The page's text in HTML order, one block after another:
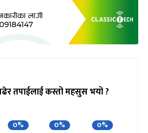
तपाईलाई कस्तो महसुस भयो ?
0% 0% 0%